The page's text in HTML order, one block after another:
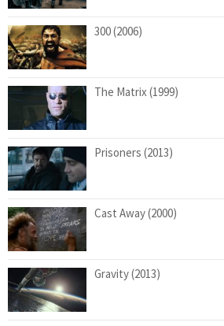
300 (2006)
The Matrix (1999)
Prisoners (2013)
Cast Away (2000)
Gravity (2013)